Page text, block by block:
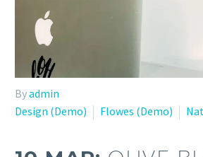
Byadmin
Design (Demo)
Flowes (Demo)